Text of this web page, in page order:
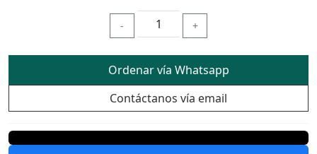
- +
Ordenar vía Whatsapp
Contáctanos vía email